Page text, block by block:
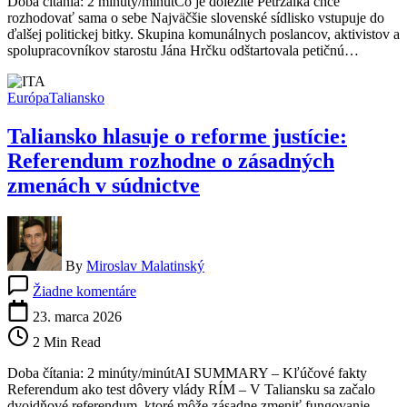
môžu
rozhodovať
o
parkovaní,
rozhodovať sama o sebe Najväčšie slovenské sídlisko vstupuje do
ďalšej politickej bitky. Skupina komunálnych poslancov, aktivistov a
spolupracovníkov starostu Jána Hrčku odštartovala petičnú…
EurópaTaliansko
Taliansko hlasuje o reforme justície:
Referendum rozhodne o zásadných
zmenách v súdnictve
By Miroslav Malatinský
Žiadne komentáreTaliansko
Referendum
rozhodne
23. marca 2026
2 Min Read
Doba čítania: 2 minúty/minútAI SUMMARY – Kľúčové fakty
Referendum ako test dôvery vlády RÍM – V Taliansku sa začalo